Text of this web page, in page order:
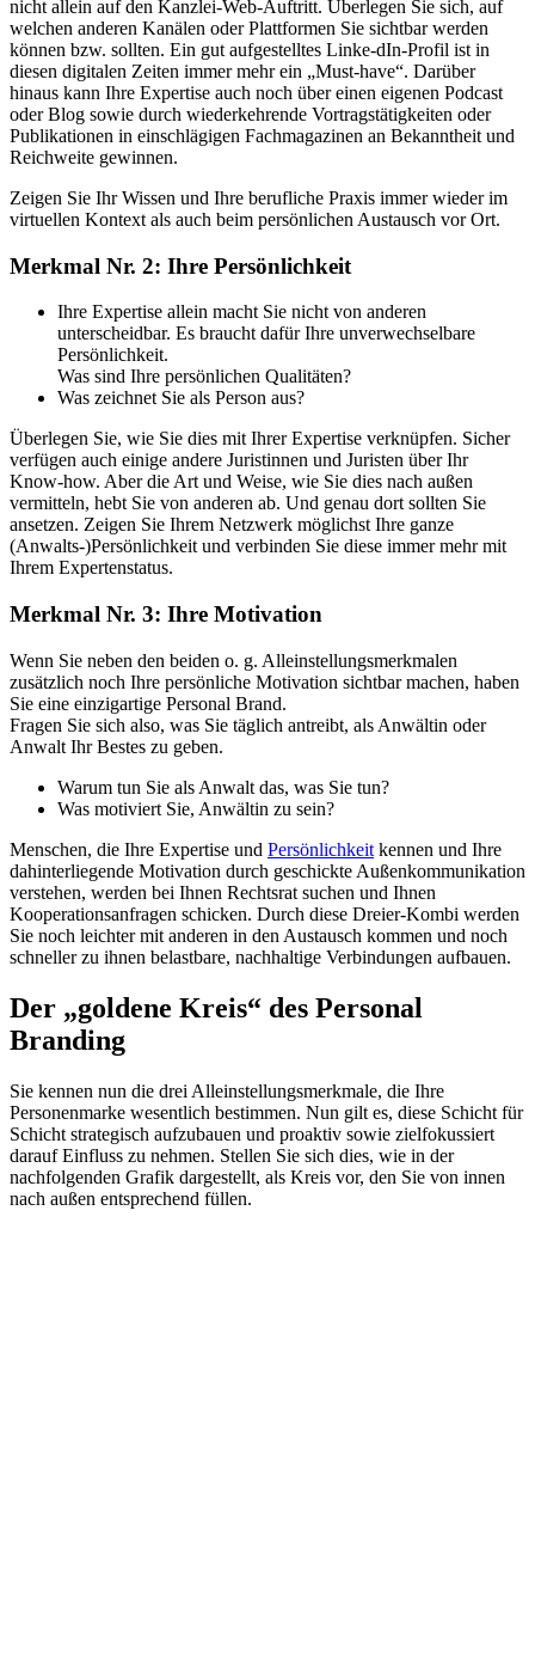
nicht allein auf den Kanzlei-Web-Auftritt. Überlegen Sie sich, auf
welchen anderen Kanälen oder Plattformen Sie sichtbar werden
können bzw. sollten. Ein gut aufgestelltes Linke-dIn-Profil ist in
diesen digitalen Zeiten immer mehr ein „Must-have“. Darüber
hinaus kann Ihre Expertise auch noch über einen eigenen Podcast
oder Blog sowie durch wiederkehrende Vortragstätigkeiten oder
Publikationen in einschlägigen Fachmagazinen an Bekanntheit und
Reichweite gewinnen.
Zeigen Sie Ihr Wissen und Ihre berufliche Praxis immer wieder im
virtuellen Kontext als auch beim persönlichen Austausch vor Ort.
Merkmal Nr. 2: Ihre Persönlichkeit
Ihre Expertise allein macht Sie nicht von anderen
unterscheidbar. Es braucht dafür Ihre unverwechselbare
Persönlichkeit.
Was sind Ihre persönlichen Qualitäten?
Was zeichnet Sie als Person aus?
Überlegen Sie, wie Sie dies mit Ihrer Expertise verknüpfen. Sicher
verfügen auch einige andere Juristinnen und Juristen über Ihr
Know-how. Aber die Art und Weise, wie Sie dies nach außen
vermitteln, hebt Sie von anderen ab. Und genau dort sollten Sie
ansetzen. Zeigen Sie Ihrem Netzwerk möglichst Ihre ganze
(Anwalts-)Persönlichkeit und verbinden Sie diese immer mehr mit
Ihrem Expertenstatus.
Merkmal Nr. 3: Ihre Motivation
Wenn Sie neben den beiden o. g. Alleinstellungsmerkmalen
zusätzlich noch Ihre persönliche Motivation sichtbar machen, haben
Sie eine einzigartige Personal Brand.
Fragen Sie sich also, was Sie täglich antreibt, als Anwältin oder
Anwalt Ihr Bestes zu geben.
Warum tun Sie als Anwalt das, was Sie tun?
Was motiviert Sie, Anwältin zu sein?
Menschen, die Ihre Expertise und Persönlichkeit kennen und Ihre
dahinterliegende Motivation durch geschickte Außenkommunikation
verstehen, werden bei Ihnen Rechtsrat suchen und Ihnen
Kooperationsanfragen schicken. Durch diese Dreier-Kombi werden
Sie noch leichter mit anderen in den Austausch kommen und noch
schneller zu ihnen belastbare, nachhaltige Verbindungen aufbauen.
Der „goldene Kreis“ des Personal
Branding
Sie kennen nun die drei Alleinstellungsmerkmale, die Ihre
Personenmarke wesentlich bestimmen. Nun gilt es, diese Schicht für
Schicht strategisch aufzubauen und proaktiv sowie zielfokussiert
darauf Einfluss zu nehmen. Stellen Sie sich dies, wie in der
nachfolgenden Grafik dargestellt, als Kreis vor, den Sie von innen
nach außen entsprechend füllen.